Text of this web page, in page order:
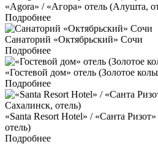
«Agora» / «Агора» отель (Алушта,
Подробнее
Санаторий «Октябрьский» Сочи
Подробнее
«Гостевой дом» отель (Золотое
Подробнее
«Santa Resort Hotel» / «Санта
отель)
Подробнее